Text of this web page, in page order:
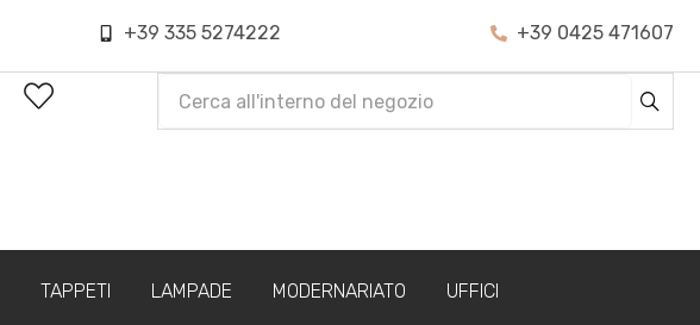
+39 335 5274222 +39 0425 471607
TAPPETI LAMPADE MODERNARIATO UFFICI